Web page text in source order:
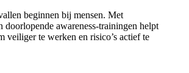
beginnen bij mensen. Met
doorlopende awareness-trainingen helpt
veiliger te werken en risico’s actief te